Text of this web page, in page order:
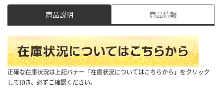
商品説明 商品情報
正確な在庫状況は上記バナー「在庫状況についてはこちらから」をクリック
して頂き、必ずご確認ください。